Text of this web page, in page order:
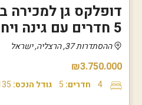
דופלקס גן למכירה
5 חדרים עם גינה ויחידת דיור
ההסתדרות 37, הרצליה, ישראל
₪3.750.000
4 חדרים: 5 גודל הנכס: 135